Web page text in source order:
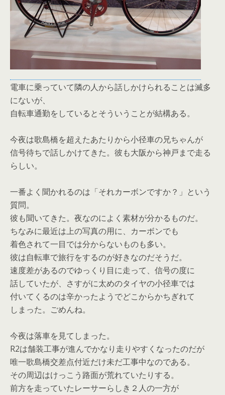
電車に乗っていて隣の人から話しかけられることは滅多
にないが、
自転車通勤をしているとそういうことが結構ある。
今夜は歌島橋を超えたあたりから小径車の兄ちゃんが
信号待ちで話しかけてきた。彼も大阪から神戸まで走る
らしい。
一番よく聞かれるのは「それカーボンですか？」という
質問。
彼も聞いてきた。夜なのによく素材が分かるものだ。
ちなみに最近は上の写真の用に、カーボンでも
着色されて一目では分からないものも多い。
彼は自転車で旅行をするのが好きなのだそうだ。
速度差があるのでゆっくり目に走って、信号の度に
話していたが、さすがに太めのタイヤの小径車では
付いてくるのは辛かったようでどこからかちぎれて
しまった。ごめんね。
今夜は落車を見てしまった。
R2は舗装工事が進んでかなり走りやすくなったのだが
唯一歌島橋交差点付近だけ未だ工事中なのである。
その周辺はけっこう路面が荒れていたりする。
前方を走っていたレーサーらしき２人の一方が